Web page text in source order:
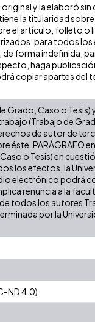
y la elaboró
la titularidad sobre
el artículo, folleto o
para todos
forma indefinida,
haga
copiar apartes del
Caso o Tesis)
(Trabajo de
de autor de
éste. PARÁGRAFO
o Tesis) en
los efectos, la
electrónico podrá
renuncia a la
todos los autores
por la
ND 4.0)